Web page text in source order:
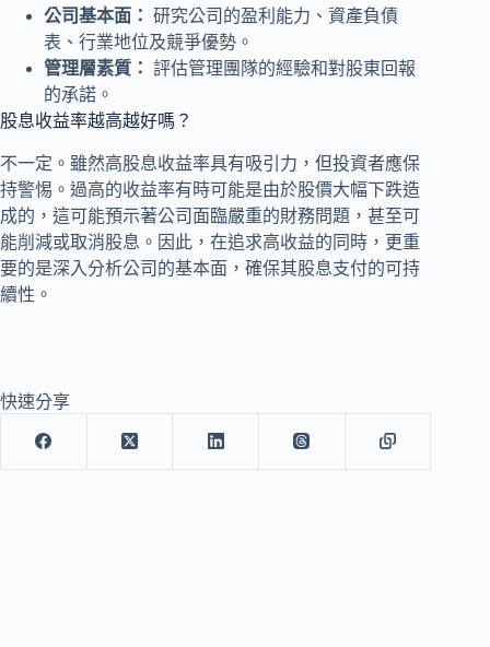
公司基本面： 研究公司的盈利能力、資產負債
表、行業地位及競爭優勢。
管理層素質： 評估管理團隊的經驗和對股東回報
的承諾。
股息收益率越高越好嗎？
不一定。雖然高股息收益率具有吸引力，但投資者應保
持警惕。過高的收益率有時可能是由於股價大幅下跌造
成的，這可能預示著公司面臨嚴重的財務問題，甚至可
能削減或取消股息。因此，在追求高收益的同時，更重
要的是深入分析公司的基本面，確保其股息支付的可持
續性。
快速分享